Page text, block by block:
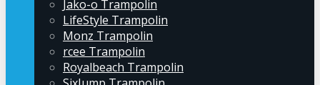
Jako-o Trampolin
LifeStyle Trampolin
Monz Trampolin
rcee Trampolin
Royalbeach Trampolin